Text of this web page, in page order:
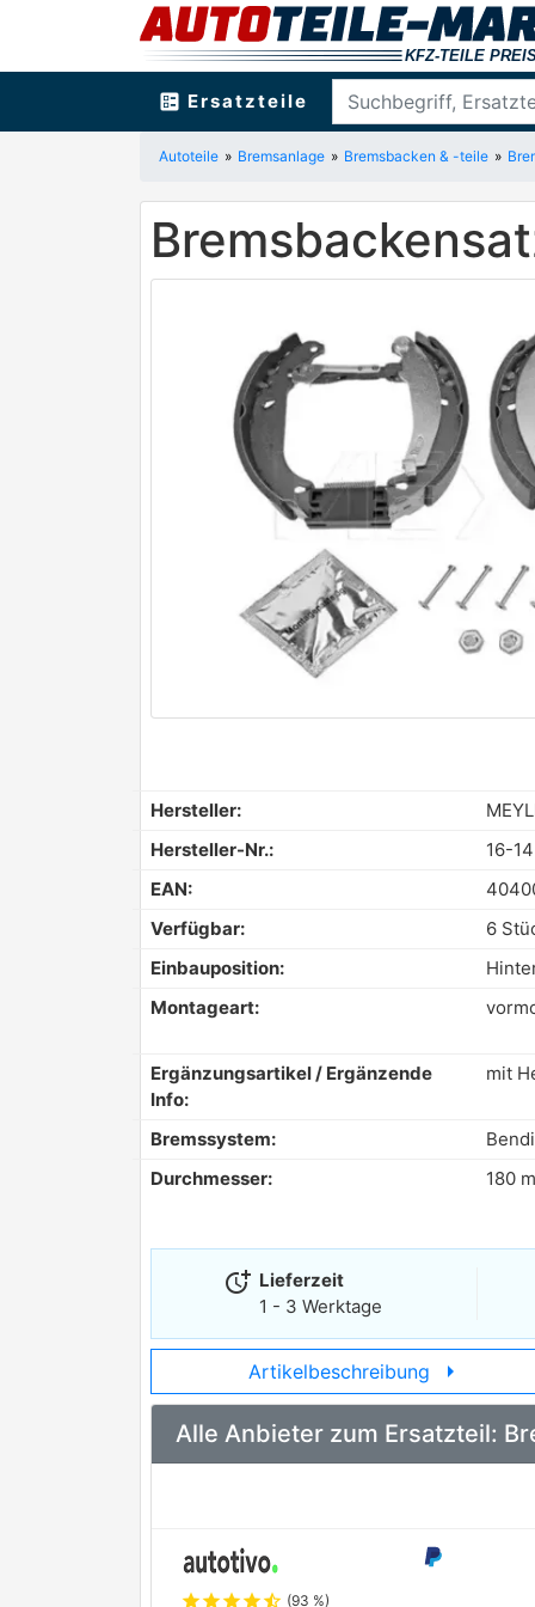
ballot Ersatzteile
Autoteile Bremsanlage Bremsbacken & -teile
Hersteller:
Hersteller-Nr.:
16-
EAN:
Verfügbar:
6
Einbauposition:
Montageart:
Ergänzungsartikel / Ergänzende
Info:
mit
Bremssystem:
Durchmesser:
180
more_time Lieferzeit
1 - 3 Werktage
Artikelbeschreibung arrow_right
Alle Anbieter zum Ersatzteil:
starstarstarstarstar_half (93 %)